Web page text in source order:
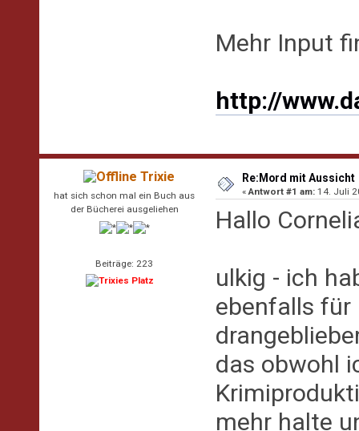
Mehr Input
http://
Trixie
hat sich schon mal ein Buch aus
der Bücherei ausgeliehen
Beiträge: 223
Re:Mord mit Aussicht
«Antwort #1 am: 14. Juli
Hallo
ulkig - ich
ebenfalls
das obwohl
mehr halte